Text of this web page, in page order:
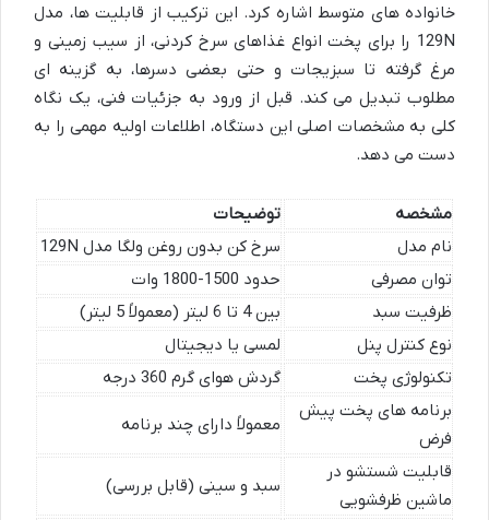
خانواده های متوسط اشاره کرد. این ترکیب از قابلیت ها، مدل
129N را برای پخت انواع غذاهای سرخ کردنی، از سیب زمینی و
مرغ گرفته تا سبزیجات و حتی بعضی دسرها، به گزینه ای
مطلوب تبدیل می کند. قبل از ورود به جزئیات فنی، یک نگاه
کلی به مشخصات اصلی این دستگاه، اطلاعات اولیه مهمی را به
دست می دهد.
مشخصه
توضیحات
نام مدل
سرخ کن بدون روغن ولگا مدل 129N
توان مصرفی
حدود 1500-1800 وات
ظرفیت سبد
بین 4 تا 6 لیتر (معمولاً 5 لیتر)
نوع کنترل پنل
لمسی یا دیجیتال
تکنولوژی پخت
گردش هوای گرم 360 درجه
برنامه های پخت پیش
فرض
معمولاً دارای چند برنامه
قابلیت شستشو در
ماشین ظرفشویی
سبد و سینی (قابل بررسی)